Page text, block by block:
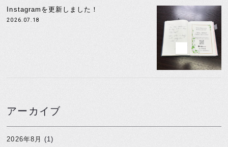
Instagramを更新しました！
2026.07.18
アーカイブ
2026年8月 (1)